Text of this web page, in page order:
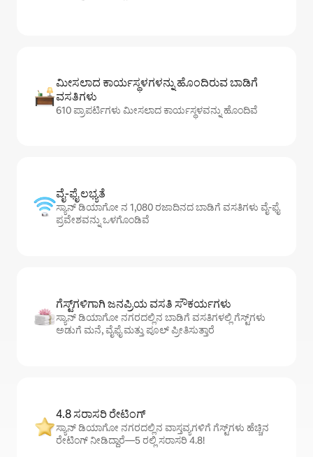
ಮೀಸಲಾದ ಕಾರ್ಯಸ್ಥಳಗಳನ್ನು ಹೊಂದಿರುವ ಬಾಡಿಗೆ
ವಸತಿಗಳು
610 ಪ್ರಾಪರ್ಟಿಗಳು ಮೀಸಲಾದ ಕಾರ್ಯಸ್ಥಳವನ್ನು ಹೊಂದಿವೆ
ವೈ-ಫೈ ಲಭ್ಯತೆ
ಸ್ಯಾನ್ ಡಿಯಾಗೋ ನ 1,080 ರಜಾದಿನದ ಬಾಡಿಗೆ ವಸತಿಗಳು ವೈ-ಫೈ
ಪ್ರವೇಶವನ್ನು ಒಳಗೊಂಡಿವೆ
ಗೆಸ್ಟ್‌ಗಳಿಗಾಗಿ ಜನಪ್ರಿಯ ವಸತಿ ಸೌಕರ್ಯಗಳು
ಸ್ಯಾನ್ ಡಿಯಾಗೋ ನಗರದಲ್ಲಿನ ಬಾಡಿಗೆ ವಸತಿಗಳಲ್ಲಿ ಗೆಸ್ಟ್‌ಗಳು
ಅಡುಗೆ ಮನೆ, ವೈಫೈ ಮತ್ತು ಪೂಲ್ ಪ್ರೀತಿಸುತ್ತಾರೆ
4.8 ಸರಾಸರಿ ರೇಟಿಂಗ್
ಸ್ಯಾನ್ ಡಿಯಾಗೋ ನಗರದಲ್ಲಿನ ವಾಸ್ತವ್ಯಗಳಿಗೆ ಗೆಸ್ಟ್‌ಗಳು ಹೆಚ್ಚಿನ
ರೇಟಿಂಗ್ ನೀಡಿದ್ದಾರೆ—5 ರಲ್ಲಿ ಸರಾಸರಿ 4.8!